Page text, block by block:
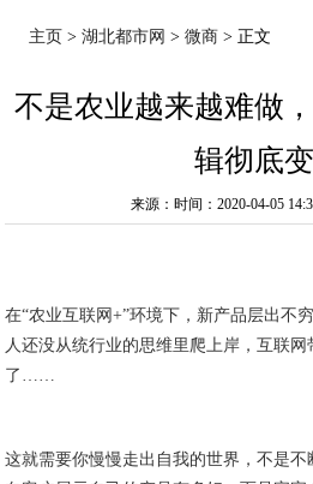
主页 >湖北都市网 >微商 > 正文
不是农业越来越难做
辑彻底
来源：时间：2020-04-05
在“农业互联网+”环境下，新产品层出不
人还没从统行业的思维里爬上岸，互联
了……
这就需要你慢慢走出自我的世界，不是不